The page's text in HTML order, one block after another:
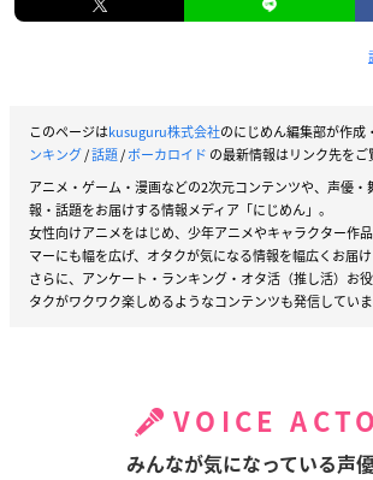
このページはkusuguru株式会社のにじめん編集部が作成
ンキング/話題/ボーカロイド の最新情報はリンク先をご
アニメ・ゲーム・漫画などの2次元コンテンツや、声優
報・話題をお届けする情報メディア「にじめん」。
女性向けアニメをはじめ、少年アニメやキャラクター作
マーにも幅を広げ、オタクが気になる情報を幅広くお届け
さらに、アンケート・ランキング・オタ活（推し活）お
タクがワクワク楽しめるようなコンテンツも発信していま
VOICE
みんなが気になっている声